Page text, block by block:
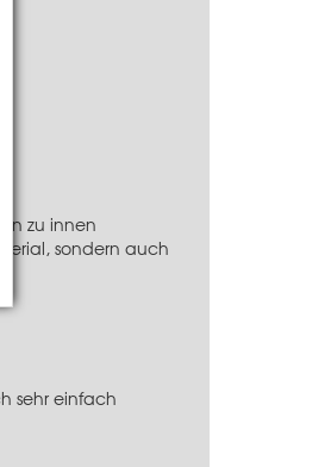
zu innen
sondern auch
sehr einfach